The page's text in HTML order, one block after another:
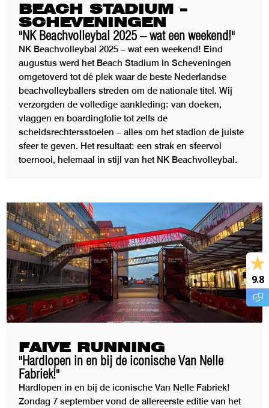
BEACH STADIUM –
SCHEVENINGEN
"NK Beachvolleybal 2025 – wat een weekend!"
NK Beachvolleybal 2025 – wat een weekend! Eind
augustus werd het Beach Stadium in Scheveningen
omgetoverd tot dé plek waar de beste Nederlandse
beachvolleyballers streden om de nationale titel. Wij
verzorgden de volledige aankleding: van doeken,
vlaggen en boardingfolie tot zelfs de
scheidsrechtersstoelen – alles om het stadion de juiste
sfeer te geven. Het resultaat: een strak en sfeervol
toernooi, helemaal in stijl van het NK Beachvolleybal.
FAIVE RUNNING
"Hardlopen in en bij de iconische Van Nelle
Fabriek!"
Hardlopen in en bij de iconische Van Nelle Fabriek!
Zondag 7 september vond de allereerste editie van het
9.8